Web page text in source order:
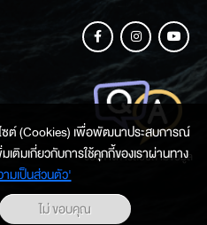
ช่องทางการสอบถามข้อมูล
ไซต์ (Cookies) เพื่อพัฒนาประสบการณ์
ติมเกี่ยวกับการใช้คุกกี้ของเราผ่านทาง
ามเป็นส่วนตัว'
ไม่ ขอบคุณ